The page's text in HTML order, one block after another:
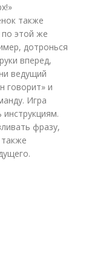
также
этой же
дотронься
вперед,
ведущий
говорит» и
Игра
фразу,